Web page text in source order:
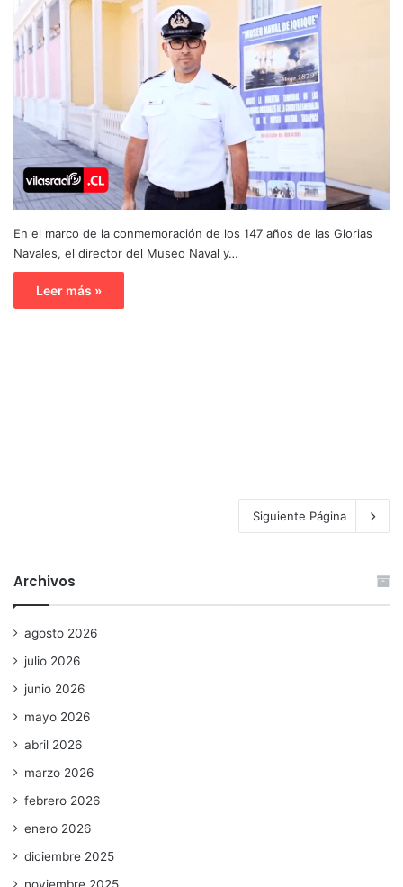
En el marco de la conmemoración de los 147 años de las Glorias
Navales, el director del Museo Naval y…
Leer más »
Siguiente Página
Archivos
agosto 2026
julio 2026
junio 2026
mayo 2026
abril 2026
marzo 2026
febrero 2026
enero 2026
diciembre 2025